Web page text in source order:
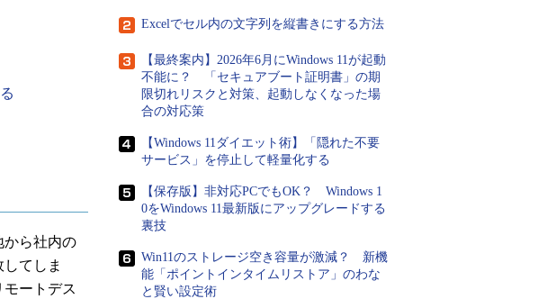
ら社内の
てしま
ートデス
Excelでセル内の文字列を縦書きにする方法
【最終案内】2026年6月にWindows 11が起動
不能に？ 「セキュアブート証明書」の期
限切れリスクと対策、起動しなくなった場
合の対応策
【Windows 11ダイエット術】「隠れた不要
サービス」を停止して軽量化する
【保存版】非対応PCでもOK？ Windows 1
0をWindows 11最新版にアップグレードする
裏技
Win11のストレージ空き容量が激減？ 新機
能「ポイントインタイムリストア」のわな
と賢い設定術